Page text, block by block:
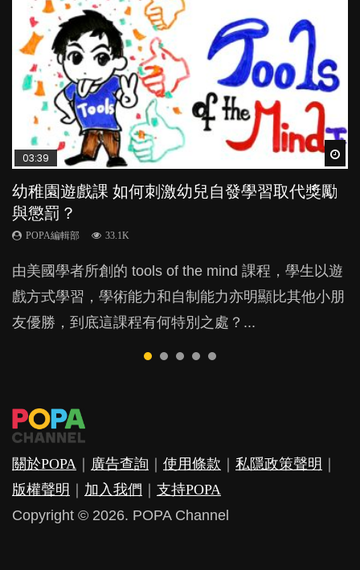
03:39
幼稚園遊戲課 如何刺激幼兒自發學習取代獎勵
與懲罰？
POPA編輯部 33.1K
由美國學者所創的 tools of the mind 課程，學生以遊
戲方式學習，學術能力和自制能力亦明顯比其他小朋
友優勝，到底這課程有何特別之處？...
04:59
幼兒playgroup真係玩耍中學習？研究指BB 15個
月大前上堂不見效果
POPA編輯部 47.1K
現今小朋友的起跑線，愈推愈前。雖然政府並無官方
的統計數字，但粗略估算，香港至少有六、七百家早
期教育中心，但孩子是否愈早上Playgroup愈好？...
03:02
老公患產後憂鬱症對BB的影響
POPA編輯部
鬱，影響日常生活，嚴重的甚至會有自殺，或傷害小
朋友的念頭。但為何爸爸患上產後抑鬱往往難以察
覺？...
04:06
全職好？在職好？｜全職媽媽與在職媽媽的壓
力與價值
POPA編輯部 25.8K
許多媽媽心底可能都有一刻掙扎過：究竟全職好，還
是在職好。雖說每個家庭都有自己的獨特狀況和考慮
因素，但原來全職和在職媽媽所養育的子女其實都各
04:18
凡事以BB為中心，就係好爸媽？｜別忽視父母
的身心虛耗
POPA編輯部 31.5K
父母日夜無間、身心俱疲地照顧BB，如何做到正向
教養？部份父母更會為了小朋友放棄自己的嗜好、減
少出席朋友聚會等等，你以為會換來美好的親子關
係，有助小朋友成長，但原來父母身心虛耗對孩子的
關於POPA ｜ 廣告查詢 ｜ 使用條款 ｜ 私隱政策聲明 ｜
版權聲明 ｜ 加入我們 ｜ 支持POPA
Copyright © 2026. POPA Channel